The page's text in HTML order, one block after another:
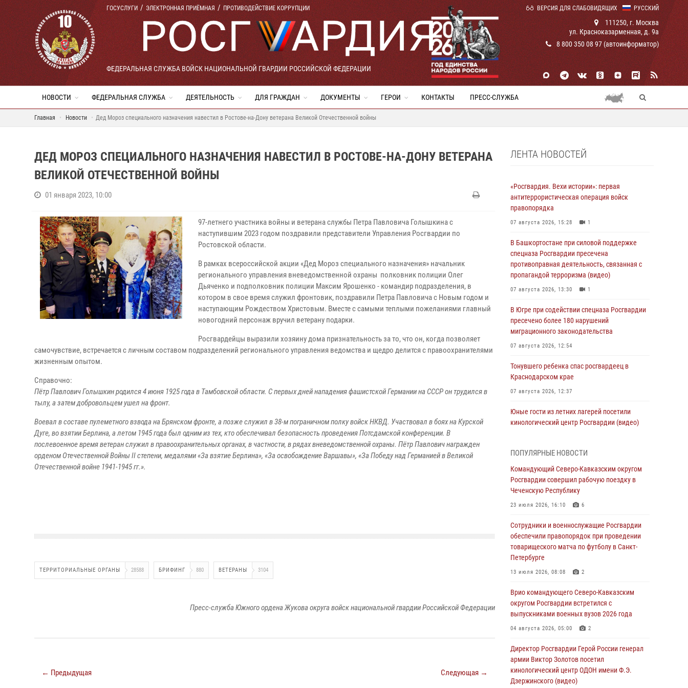
РУССКИЙ
ГОСУСЛУГИ ЭЛЕКТРОННАЯ ПРИЁМНАЯ ПРОТИВОДЕЙСТВИЕ КОРРУПЦИИ ВЕРСИЯ ДЛЯ СЛАБОВИДЯЩИХ
ФЕДЕРАЛЬНАЯ СЛУЖБА ВОЙСК НАЦИОНАЛЬНОЙ ГВАРДИИ РОССИЙСКОЙ ФЕДЕРАЦИИ
111250, г. Москва
ул. Красноказарменная, д. 9а
8 800 350 08 97 (автоинформатор)
НОВОСТИ ФЕДЕРАЛЬНАЯ СЛУЖБА ДЕЯТЕЛЬНОСТЬ ДЛЯ ГРАЖДАН ДОКУМЕНТЫ ГЕРОИ КОНТАКТЫ ПРЕСС-СЛУЖБА
Главная Новости Дед Мороз специального назначения навестил в Ростове-на-Дону ветерана Великой Отечественной войны
ДЕД МОРОЗ СПЕЦИАЛЬНОГО НАЗНАЧЕНИЯ НАВЕСТИЛ В РОСТОВЕ-НА-ДОНУ ВЕТЕРАНА
ВЕЛИКОЙ ОТЕЧЕСТВЕННОЙ ВОЙНЫ
01 января 2023, 10:00
97-летнего участника войны и ветерана службы Петра Павловича Голышкина с
наступившим 2023 годом поздравили представители Управления Росгвардии по
Ростовской области.
В рамках всероссийской акции «Дед Мороз специального назначения» начальник
регионального управления вневедомственной охраны полковник полиции Олег
Дьяченко и подполковник полиции Максим Ярошенко - командир подразделения, в
котором в свое время служил фронтовик, поздравили Петра Павловича с Новым годом и
наступающим Рождеством Христовым. Вместе с самыми теплыми пожеланиями главный
новогодний персонаж вручил ветерану подарки.
Росгвардейцы выразили хозяину дома признательность за то, что он, когда позволяет
самочувствие, встречается с личным составом подразделений регионального управления ведомства и щедро делится с правоохранителями
жизненным опытом.
Справочно:
Пётр Павлович Голышкин родился 4 июня 1925 года в Тамбовской области. С первых дней нападения фашистской Германии на СССР он трудился в
тылу, а затем добровольцем ушел на фронт.
Воевал в составе пулеметного взвода на Брянском фронте, а позже служил в 38-м пограничном полку войск НКВД. Участвовал в боях на Курской
Дуге, во взятии Берлина, а летом 1945 года был одним из тех, кто обеспечивал безопасность проведения Потсдамской конференции. В
послевоенное время ветеран служил в правоохранительных органах, в частности, в рядах вневедомственной охраны. Пётр Павлович награжден
орденом Отечественной Войны II степени, медалями «За взятие Берлина», «За освобождение Варшавы», «За Победу над Германией в Великой
Отечественной войне 1941-1945 гг.».
ТЕРРИТОРИАЛЬНЫЕ ОРГАНЫ 28588 БРИФИНГ 880 ВЕТЕРАНЫ 3104
Пресс-служба Южного ордена Жукова округа войск национальной гвардии Российской Федерации
← Предыдущая Следующая →
ЛЕНТА НОВОСТЕЙ
«Росгвардия. Вехи истории»: первая
антитеррористическая операция войск
правопорядка
07 августа 2026, 15:28 1
В Башкортостане при силовой поддержке
спецназа Росгвардии пресечена
противоправная деятельность, связанная с
пропагандой терроризма (видео)
07 августа 2026, 13:30 1
В Югре при содействии спецназа Росгвардии
пресечено более 180 нарушений
миграционного законодательства
07 августа 2026, 12:54
Тонувшего ребенка спас росгвардеец в
Краснодарском крае
07 августа 2026, 12:37
Юные гости из летних лагерей посетили
кинологический центр Росгвардии (видео)
Ветеран войск правопорядка генерал-майор
Иван Пияшев – герой выпуска «Легенды
армии с Александром Маршалом»
07 августа 2026, 12:00
округу Росгвардии и ветераны военной
контрразведки почтили память Николая
Кузнецова
07 августа 2026, 12:00
подняться на крышу Смольного собора в
Санкт-Петербурге (видео)
07 августа 2026, 11:34 3 1
основам взрывобезопасности
07 августа 2026, 11:33
Рэпер ST посетил раненых росгвардейцев в
ПОПУЛЯРНЫЕ НОВОСТИ
Командующий Северо-Кавказским округом
Росгвардии совершил рабочую поездку в
Чеченскую Республику
23 июля 2026, 16:10 6
Сотрудники и военнослужащие Росгвардии
обеспечили правопорядок при проведении
товарищеского матча по футболу в Санкт-
Петербурге
13 июля 2026, 08:08 2
Врио командующего Северо-Кавказским
округом Росгвардии встретился с
выпускниками военных вузов 2026 года
04 августа 2026, 05:00 2
Директор Росгвардии Герой России генерал
армии Виктор Золотов посетил
кинологический центр ОДОН имени Ф.Э.
Дзержинского (видео)